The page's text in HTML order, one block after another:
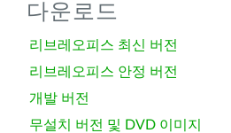
다운로드
리브레오피스 최신 버전
리브레오피스 안정 버전
개발 버전
무설치 버전 및 DVD 이미지